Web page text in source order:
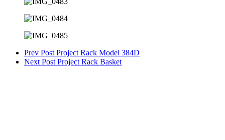
Prev Post Project Rack Model 384D
Next Post Project Rack Basket